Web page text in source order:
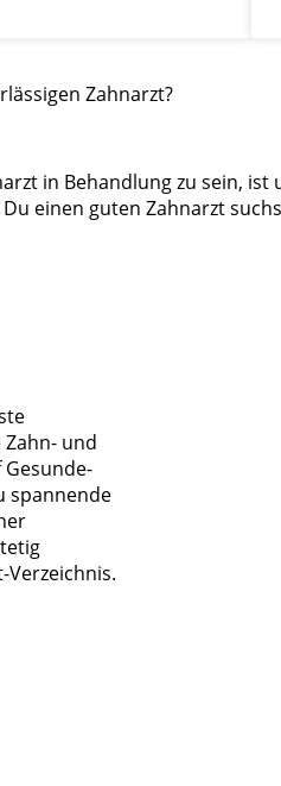
Zahnarzt?
in Behandlung zu sein,
einen guten Zahnarzt
und
spannende
Verzeichnis.